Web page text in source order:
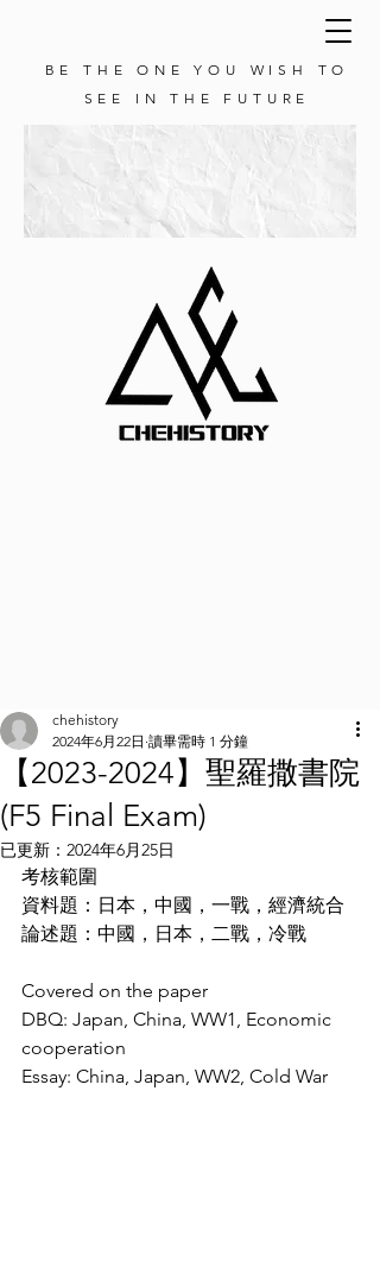
BE THE ONE YOU WISH TO
SEE IN THE FUTURE
【2023-2024】聖羅撒書院
(F5 Final Exam)
chehistory
2024年6月22日 讀畢需時 1 分鐘
已更新： 2024年6月25日
考核範圍
資料題：日本，中國，一戰，經濟統合
論述題：中國，日本，二戰，冷戰
Covered on the paper
DBQ: Japan, China, WW1, Economic
cooperation
Essay: China, Japan, WW2, Cold War